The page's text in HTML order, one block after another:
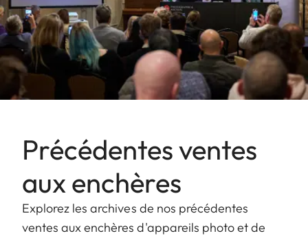
Précédentes ventes
aux enchères
Explorez les archives de nos précédentes
ventes aux enchères d'appareils photo et de